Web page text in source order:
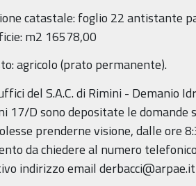
catastale: foglio 22 antistante
m2 16578,00
agricolo (prato permanente).
del S.A.C. di Rimini - Demanio
17/D sono depositate le domande
prenderne visione, dalle ore
da chiedere al numero
indirizzo email derbacci@arpae.it